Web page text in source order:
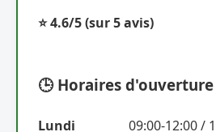
⭐ 4.6/5(sur 5 avis)
🕒 Horaires d'ouverture
Lundi
09:00-12:00 /